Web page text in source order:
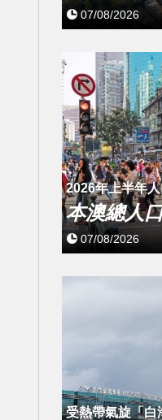
07/08/2026
2026年上半年
本澳總人
07/08/2026
受熱帶氣旋「白